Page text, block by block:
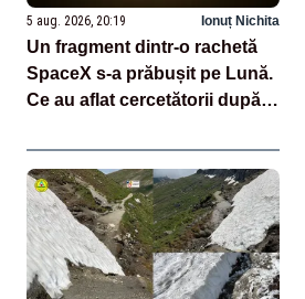
5 aug. 2026, 20:19 Ionuț Nichita
Un fragment dintr-o rachetă
SpaceX s-a prăbușit pe Lună.
Ce au aflat cercetătorii după